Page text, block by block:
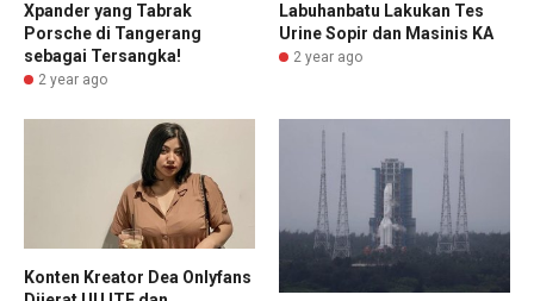
Xpander yang Tabrak
Porsche di Tangerang
sebagai Tersangka!
2 year ago
Labuhanbatu Lakukan Tes
Urine Sopir dan Masinis KA
2 year ago
Konten Kreator Dea Onlyfans